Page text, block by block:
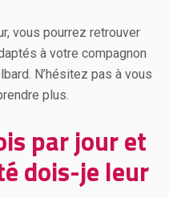
vous pourrez retrouver
à votre compagnon
N’hésitez pas à vous
plus.
par jour et
dois-je leur